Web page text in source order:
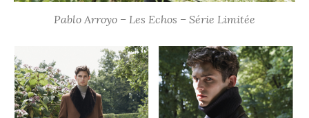
Pablo Arroyo – Les Echos – Série Limitée